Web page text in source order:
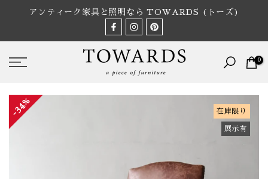
アンティーク家具と照明なら TOWARDS (トーズ)
0
34% 在庫限り
展示有